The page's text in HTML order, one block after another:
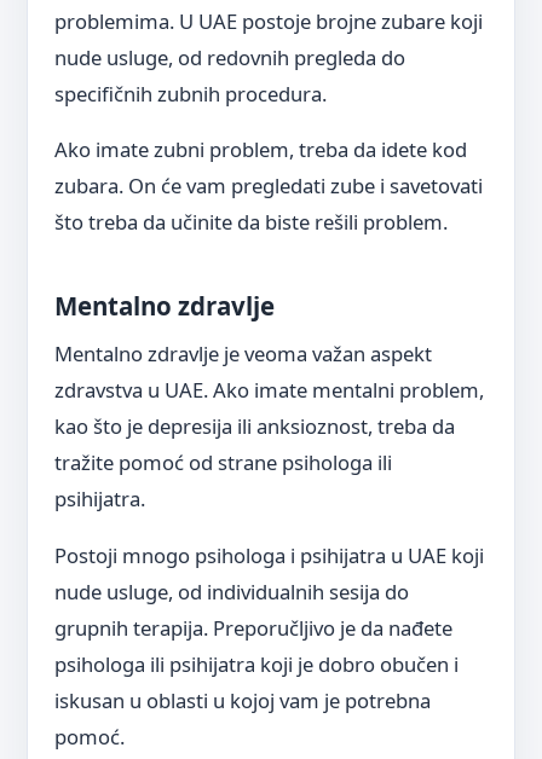
problemima. U UAE postoje brojne zubare koji
nude usluge, od redovnih pregleda do
specifičnih zubnih procedura.
Ako imate zubni problem, treba da idete kod
zubara. On će vam pregledati zube i savetovati
što treba da učinite da biste rešili problem.
Mentalno zdravlje
Mentalno zdravlje je veoma važan aspekt
zdravstva u UAE. Ako imate mentalni problem,
kao što je depresija ili anksioznost, treba da
tražite pomoć od strane psihologa ili
psihijatra.
Postoji mnogo psihologa i psihijatra u UAE koji
nude usluge, od individualnih sesija do
grupnih terapija. Preporučljivo je da nađete
psihologa ili psihijatra koji je dobro obučen i
iskusan u oblasti u kojoj vam je potrebna
pomoć.